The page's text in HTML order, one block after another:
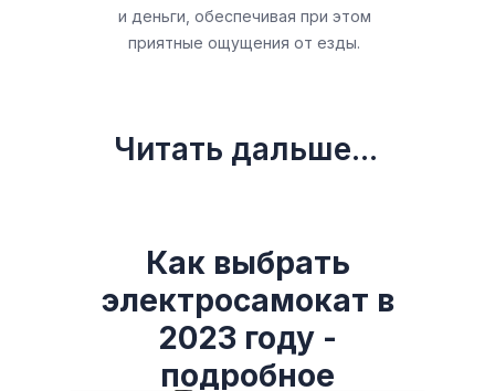
и деньги, обеспечивая при этом
приятные ощущения от езды.
Читать дальше...
Как выбрать
электросамокат в
2023 году -
подробное